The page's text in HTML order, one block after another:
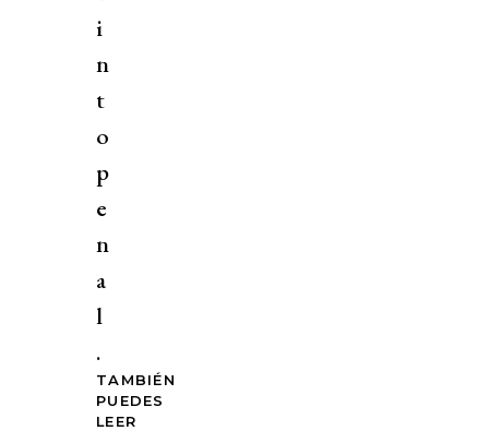
i
n
t
o
p
e
n
a
l
.
TAMBIÉN
PUEDES
LEER